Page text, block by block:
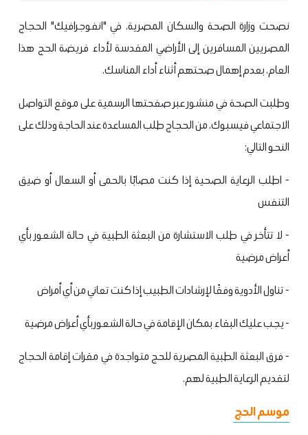
نصحت وزارة الصحة والسكان المصرية، في "انفوجرافيك" الحجاج
المصريين المسافرين إلى الأراضي المقدسة لأداء فريضة الحج هذا
العام، بعدم إهمال صحتهم أثناء أداء المناسك.
وطلبت الصحة في منشور عبر صفحتها الرسمية على موقع التواصل
الاجتماعي فيسبوك، من الحجاج طلب المساعدة عند الحاجة وذلك على
النحو التالي:
- اطلب الرعاية الصحية إذا كنت مصابًا بالحمى أو السعال أو ضيق
التنفس
- لا تتأخر في طلب الاستشارة من البعثة الطبية في حالة الشعور بأي
أعراض مرضية
- تناول الأدوية وفقًا لإرشادات الطبيب إذا كنت تعاني من أي أمراض
- يجب عليك البقاء بمكان الإقامة في حالة الشعور بأي أعراض مرضية
- فرق البعثة الطبية المصرية للحج متواجدة في مقرات إقامة الحجاج
لتقديم الرعاية الطبية لهم.
موسم الحج